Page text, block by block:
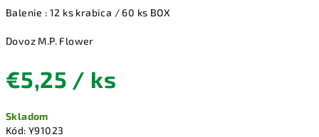
Balenie : 12 ks krabica / 60 ks BOX
Dovoz M.P. Flower
€5,25 / ks
cena:
Skladom
Kód: Y91023